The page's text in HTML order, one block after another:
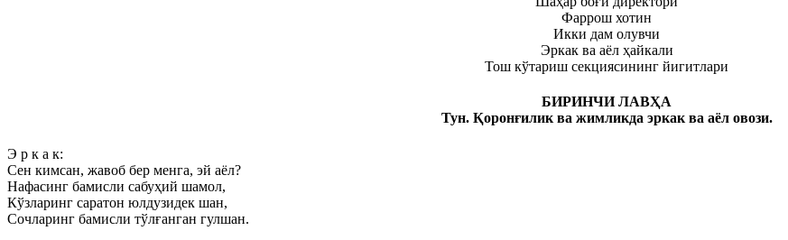
Фаррош хотин
Икки дам олувчи
Эркак ва аёл ҳайкали
Тош кўтариш секциясининг йигитлари
БИРИНЧИ ЛАВҲА
Тун. Қоронғилик ва жимликда эркак ва аёл овози.
Э р к а к:
Сен кимсан, жавоб бер менга, эй аёл?
Нафасинг бамисли сабуҳий шамол,
Кўзларинг саратон юлдузидек шан,
Сочларинг бамисли тўлғанган гулшан.